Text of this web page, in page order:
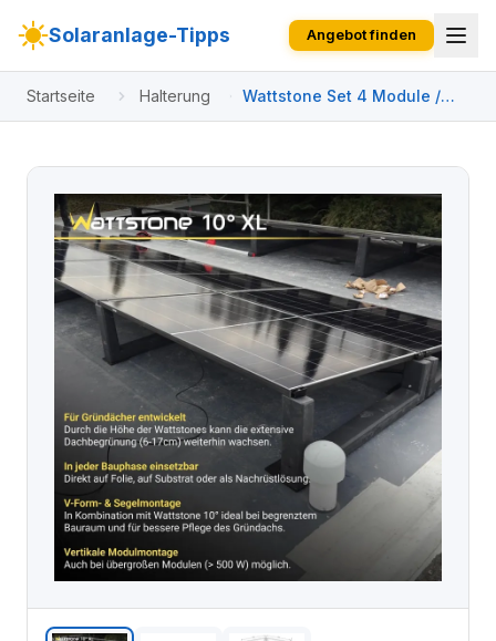
Solaranlage-Tipps Angebot finden
Startseite Halterung
Wattstone Set 4 Module /
Horizontal Segel / 2 Reihen
Standard